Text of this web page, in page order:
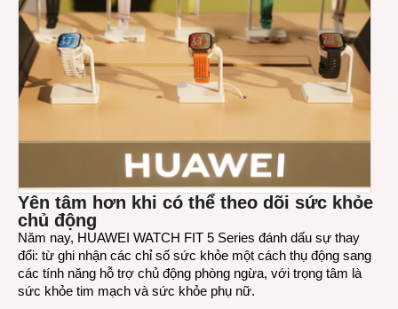
Yên tâm hơn khi có thể theo dõi sức khỏe
chủ động
Năm nay, HUAWEI WATCH FIT 5 Series đánh dấu sự thay
đổi: từ ghi nhận các chỉ số sức khỏe một cách thụ động sang
các tính năng hỗ trợ chủ động phòng ngừa, với trọng tâm là
sức khỏe tim mạch và sức khỏe phụ nữ.